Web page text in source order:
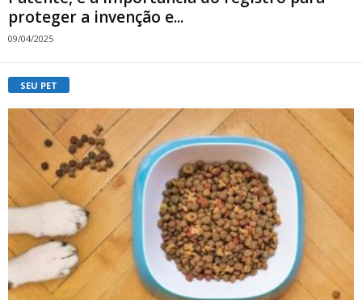
proteger a invenção e...
09/04/2025
SEU PET